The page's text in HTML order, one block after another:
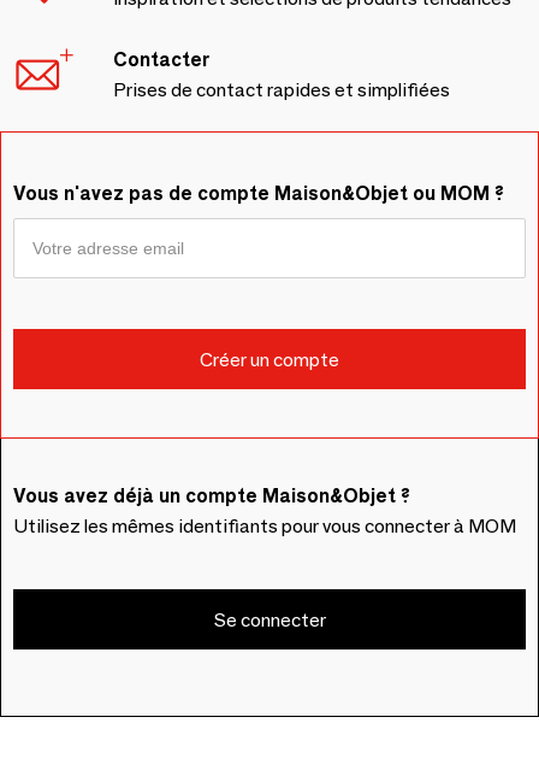
Contacter
Prises de contact rapides et simplifiées
Vous n'avez pas de compte Maison&Objet ou MOM ?
Vous avez déjà un compte Maison&Objet ?
Utilisez les mêmes identifiants pour vous connecter à MOM
Se connecter